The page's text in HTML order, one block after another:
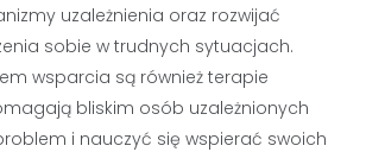
uzależnienia oraz rozwijać
sobie w trudnych sytuacjach.
wsparcia są również terapie
bliskim osób uzależnionych
i nauczyć się wspierać swoich